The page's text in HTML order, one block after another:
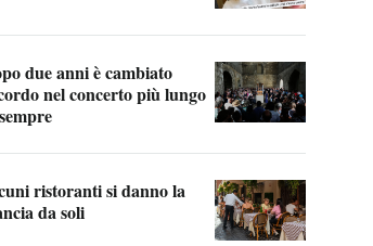
due anni è cambiato
nel concerto più lungo
ristoranti si danno la
da soli